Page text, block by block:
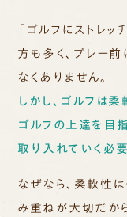
「ゴルフにストレ
方も多く、プレー
なくありません。
しかし、ゴルフは
ゴルフの上達を目
取り入れていく必要
なぜなら、柔軟性
み重ねが大切だか